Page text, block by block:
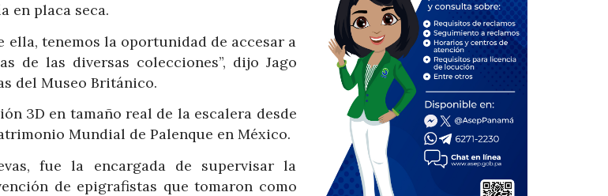
en placa seca.
ella, tenemos la oportunidad de accesar a
de las diversas colecciones”, dijo Jago
del Museo Británico.
3D en tamaño real de la escalera desde
Mundial de Palenque en México.
fue la encargada de supervisar la
de epigrafistas que tomaron como